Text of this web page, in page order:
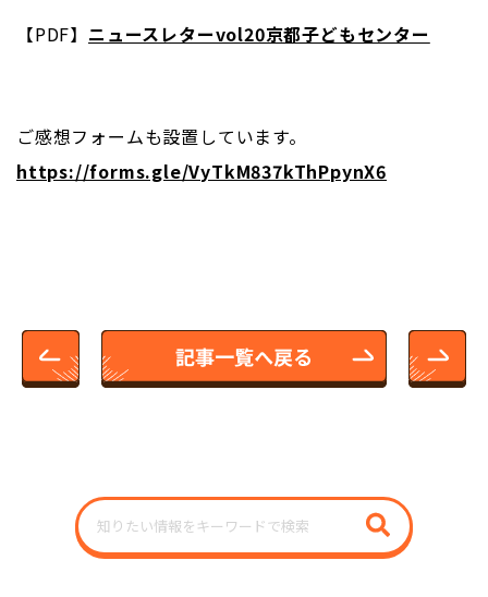
【PDF】 ニュースレターvol20京都子どもセンター
ご感想フォームも設置しています。
https://forms.gle/VyTkM837kThPpynX6